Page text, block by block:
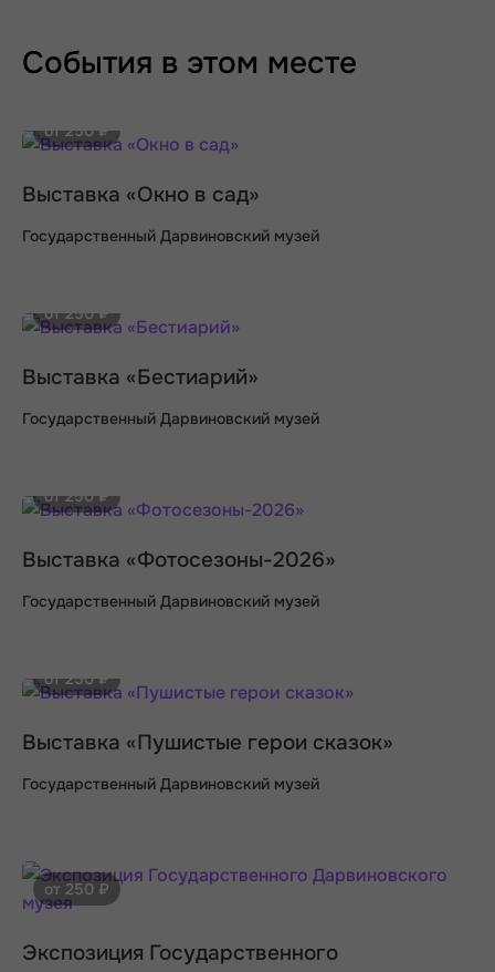
События в этом месте
от 250 ₽
Выставка «Окно в сад»
Государственный Дарвиновский музей
от 250 ₽
Выставка «Бестиарий»
Государственный Дарвиновский музей
от 250 ₽
Выставка «Фотосезоны-2026»
Государственный Дарвиновский музей
от 250 ₽
Выставка «Пушистые герои сказок»
Государственный Дарвиновский музей
от 250 ₽
Экспозиция Государственного